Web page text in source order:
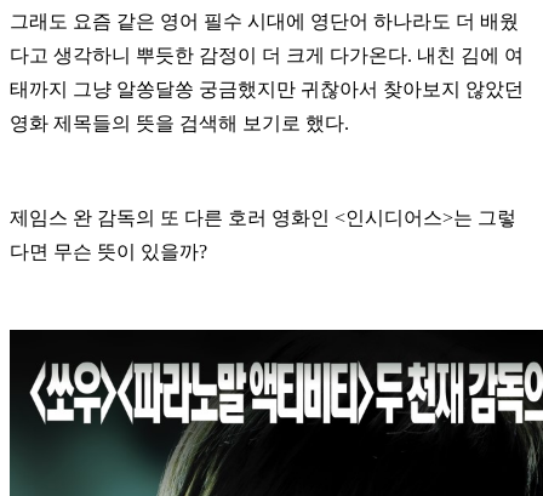
그래도 요즘 같은 영어 필수 시대에 영단어 하나라도 더 배웠
다고 생각하니 뿌듯한 감정이 더 크게 다가온다. 내친 김에 여
태까지 그냥 알쏭달쏭 궁금했지만 귀찮아서 찾아보지 않았던
영화 제목들의 뜻을 검색해 보기로 했다.
제임스 완 감독의 또 다른 호러 영화인 <인시디어스>는 그렇
다면 무슨 뜻이 있을까?